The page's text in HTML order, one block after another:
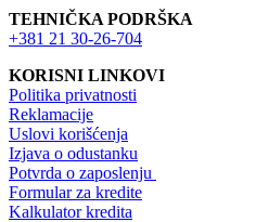
TEHNIČKA PODRŠKA
+381 21 30-26-704
KORISNI LINKOVI
Politika privatnosti
Reklamacije
Uslovi korišćenja
Izjava o odustanku
Potvrda o zaposlenju
Formular za kredite
Kalkulator kredita